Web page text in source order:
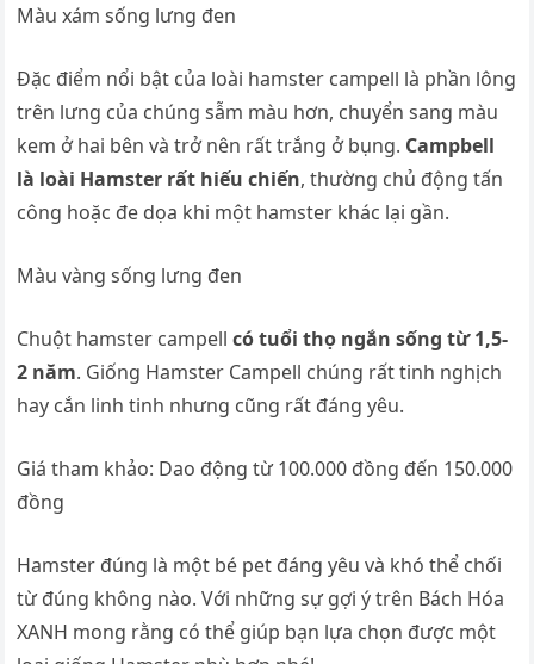
Màu xám sống lưng đen
Đặc điểm nổi bật của loài hamster campell là phần lông
trên lưng của chúng sẫm màu hơn, chuyển sang màu
kem ở hai bên và trở nên rất trắng ở bụng. Campbell
là loài Hamster rất hiếu chiến, thường chủ động tấn
công hoặc đe dọa khi một hamster khác lại gần.
Màu vàng sống lưng đen
Chuột hamster campellcó tuổi thọ ngắn sống từ 1,5-
2 năm. Giống Hamster Campell chúng rất tinh nghịch
hay cắn linh tinh nhưng cũng rất đáng yêu.
Giá tham khảo: Dao động từ 100.000 đồng đến 150.000
đồng
Hamster đúng là một bé pet đáng yêu và khó thể chối
từ đúng không nào. Với những sự gợi ý trên Bách Hóa
XANH mong rằng có thể giúp bạn lựa chọn được một